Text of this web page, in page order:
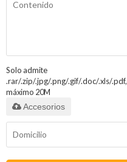
Solo admite
.rar/.zip/.jpg/.png/.gif/.doc/.xls/.pdf,
máximo 20M
Accesorios